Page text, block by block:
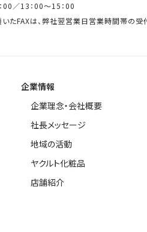
00／13：00～15：00
たFAXは、弊社翌営業日営業時間帯の受
企業情報
企業理念・会社概要
社長メッセージ
地域の活動
ヤクルト化粧品
店舗紹介